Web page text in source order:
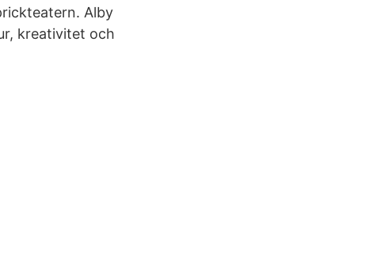
Alby
kreativitet och